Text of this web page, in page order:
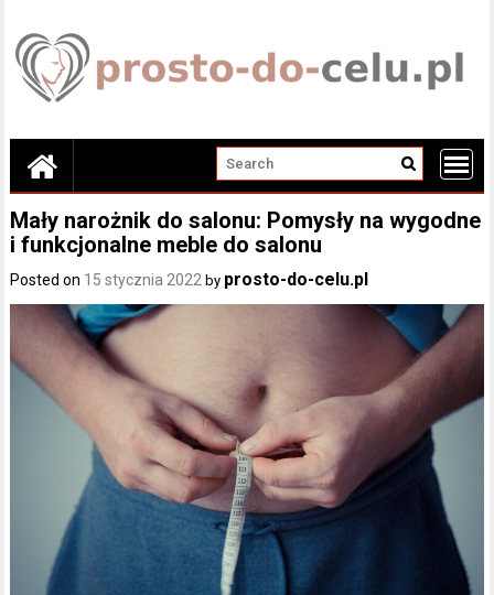
content
Mały narożnik do salonu: Pomysły na wygodne
i funkcjonalne meble do salonu
Posted on 15 stycznia 2022 by prosto-do-celu.pl